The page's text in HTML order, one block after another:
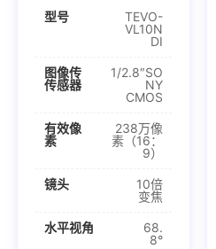
型号
TEVO-
VL10N
DI
图像传
传感器
1/2.8″SO
NY
CMOS
有效像
素
238万像
素（16：
9）
镜头
10倍
变焦
水平视角
68.
8°